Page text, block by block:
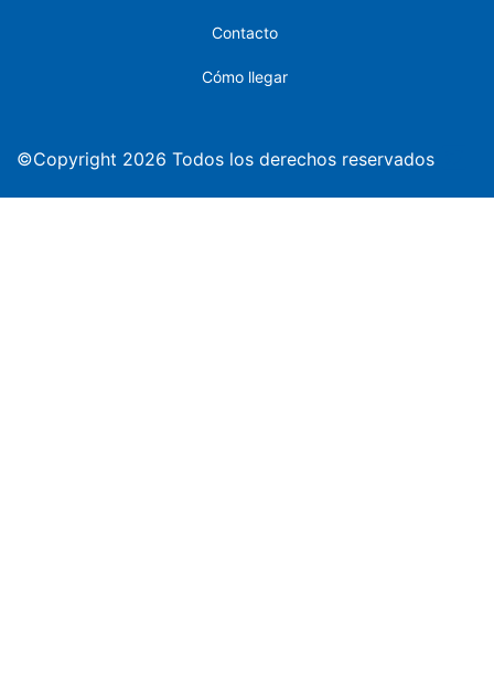
Contacto
Cómo llegar
©Copyright 2026 Todos los derechos reservados